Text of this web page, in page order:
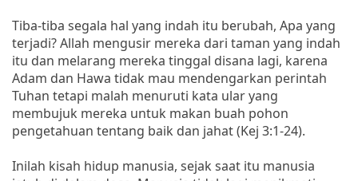
Tiba-tiba segala hal yang indah itu berubah, Apa yang
terjadi? Allah mengusir mereka dari taman yang indah
itu dan melarang mereka tinggal disana lagi, karena
Adam dan Hawa tidak mau mendengarkan perintah
Tuhan tetapi malah menuruti kata ular yang
membujuk mereka untuk makan buah pohon
pengetahuan tentang baik dan jahat (Kej 3:1-24).
Inilah kisah hidup manusia, sejak saat itu manusia